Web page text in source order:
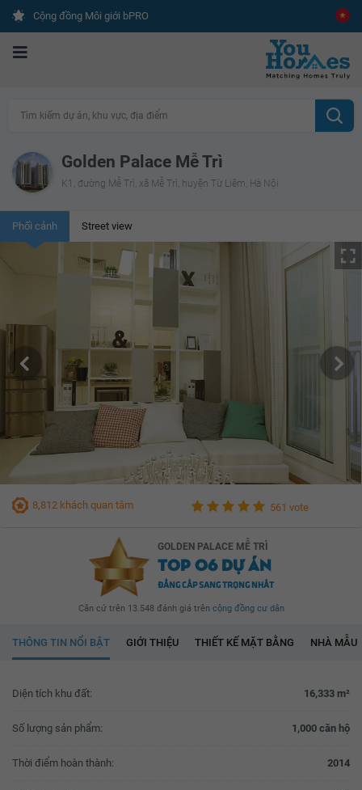
Cộng đồng Môi giới bPRO
Tìm kiếm dự án, khu vực, địa điểm
Golden Palace Mễ Trì
K1, đường Mễ Trì, xã Mễ Trì, huyện Từ Liêm, Hà Nội
Phối cảnh Street view
8,812 khách quan tâm 561 vote
GOLDEN PALACE MỄ TRÌ
TOP 06 DỰ ÁN
ĐẲNG CẤP SANG TRỌNG NHẤT
Căn cứ trên 13.548 đánh giá trên cộng đồng cư dân
THÔNG TIN NỔI BẬT GIỚI THIỆU THIẾT KẾ MẶT BẰNG NHÀ MẪU
Diện tích khu đất: 16,333 m²
Số lượng sản phẩm: 1,000 căn hộ
Thời điểm hoàn thành: 2014